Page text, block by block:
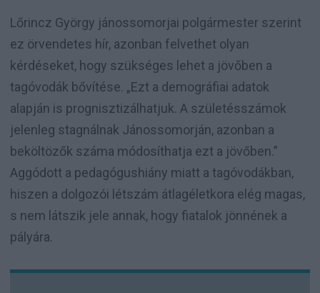
Lőrincz György jánossomorjai polgármester szerint
ez örvendetes hír, azonban felvethet olyan
kérdéseket, hogy szükséges lehet a jövőben a
tagóvodák bővítése. „Ezt a demográfiai adatok
alapján is prognisztizálhatjuk. A születésszámok
jelenleg stagnálnak Jánossomorján, azonban a
beköltözők száma módosíthatja ezt a jövőben.”
Aggódott a pedagógushiány miatt a tagóvodákban,
hiszen a dolgozói létszám átlagéletkora elég magas,
s nem látszik jele annak, hogy fiatalok jönnének a
pályára.